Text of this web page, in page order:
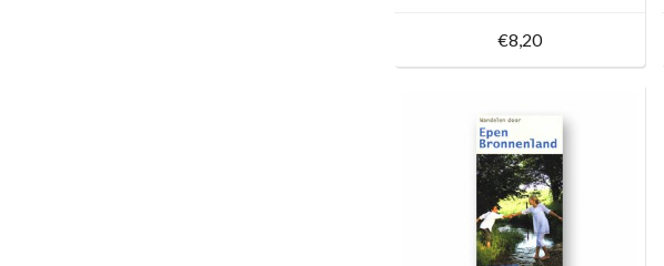
€8,20